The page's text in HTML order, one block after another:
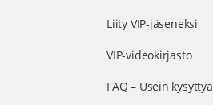
Liity VIP-jäseneksi
VIP-videokirjasto
FAQ – Usein kysyttyä